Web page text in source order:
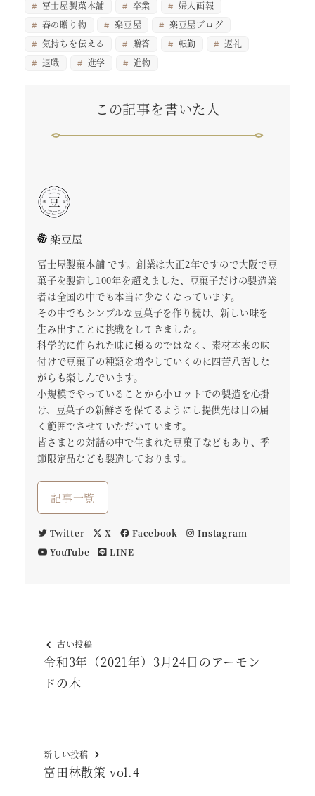
冨士屋製菓本舗
卒業
婦人画報
春の贈り物
楽豆屋
楽豆屋ブログ
気持ちを伝える
贈答 転勤
返礼
退職
進学 進物
この記事を書いた人
楽豆屋
冨士屋製菓本舗 です。創業は大正2年ですので大阪で豆
菓子を製造し100年を超えました、豆菓子だけの製造業
者は全国の中でも本当に少なくなっています。
その中でもシンプルな豆菓子を作り続け、新しい味を
生み出すことに挑戦をしてきました。
科学的に作られた味に頼るのではなく、素材本来の味
付けで豆菓子の種類を増やしていくのに四苦八苦しな
がらも楽しんでいます。
小規模でやっていることから小ロットでの製造を心掛
け、豆菓子の新鮮さを保てるようにし提供先は目の届
く範囲でさせていただいています。
皆さまとの対話の中で生まれた豆菓子などもあり、季
節限定品なども製造しております。
記事一覧
Twitter X Facebook
Instagram
YouTube
LINE
古い投稿
令和3年（2021年）3月24日のアーモン
ドの木
新しい投稿
富田林散策 vol.4